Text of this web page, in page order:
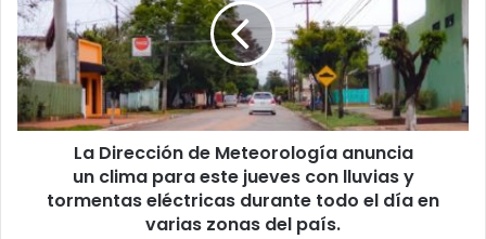
La Dirección de Meteorología anuncia
un clima para este jueves con lluvias y
tormentas eléctricas durante todo el día en
varias zonas del país.